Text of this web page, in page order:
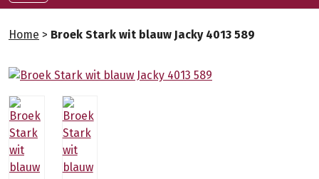
Home > Broek Stark wit blauw Jacky 4013 589